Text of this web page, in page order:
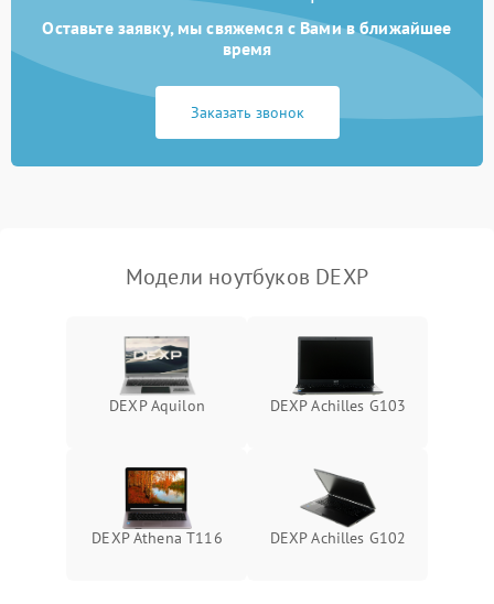
Неисправность зарядного
питания
2000 ₽ Подробнее →
неисправности кулера
пропадание диска
оперативной памяти:
вылеты приложений,
синие экраны
Подробнее →
Оставьте заявку, мы свяжемся с Вами в ближайшее
время
Заказать звонок
Модели ноутбуков DEXP
DEXP Aquilon DEXP Achilles G103
DEXP Athena T116 DEXP Achilles G102